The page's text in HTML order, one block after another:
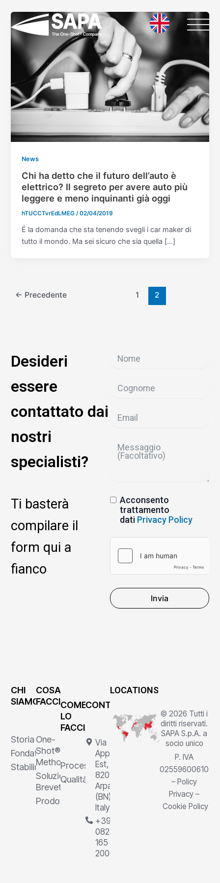
contenuto
News
Chi ha detto che il futuro dell’auto è
elettrico? Il segreto per avere auto più
leggere e meno inquinanti già oggi
hTUCCTvrEdLMEG/02/04/2019
É la domanda che sta tenendo svegli i car maker di
tutto il mondo. Ma sei sicuro che sia quella […]
articoli
← Precedente 1 2
Desideri
essere
contattato dai
nostri
specialisti?
Ti basterà
compilare il
form qui a
fianco
Acconsento
trattamento
dati Privacy Policy
Invia
CHI
SIAMO
Storia
Fondatore
Stabilimenti
COSA
FACCIAMO
One-
Shot®
Method
Soluzioni
Brevettate
Prodotti
COME
LO
FACCIAMO
Processi
Qualità
CONTATTI
Via
Appia
Est, 1,
82011
Arpaia
(BN),
Italy
+39
0823
165
2000
LOCATIONS
© 2026 Tutti i
diritti riservati.
SAPA S.p.A. a
socio unico
P. IVA
02559600610
–Policy
Privacy –
Cookie Policy